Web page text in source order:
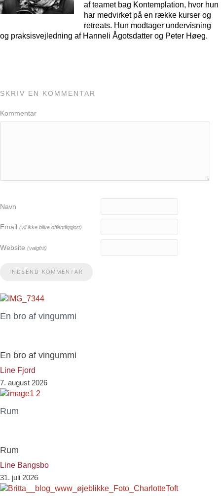
af teamet bag Kontemplation, hvor hun
har medvirket på en række kurser og
retreats. Hun modtager undervisning
og praksisvejledning af Hanneli Ågotsdatter og Peter Høeg.
SKRIV EN KOMMENTAR
Kommentar
Navn
Email (vil ikke blive offentliggjort)
Website (valgfrit)
En bro af vingummi
En bro af vingummi
Line Fjord
7. august 2026
Rum
Rum
Line Bangsbo
31. juli 2026